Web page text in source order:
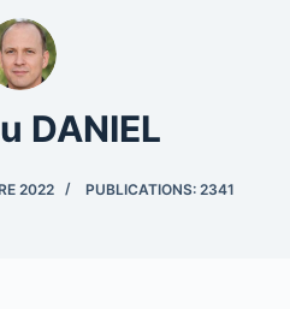
DANIEL
2022 PUBLICATIONS: 2341